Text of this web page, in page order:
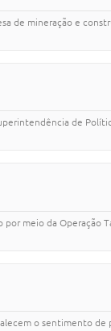
de mineração e
de
meio da Operação
o sentimento